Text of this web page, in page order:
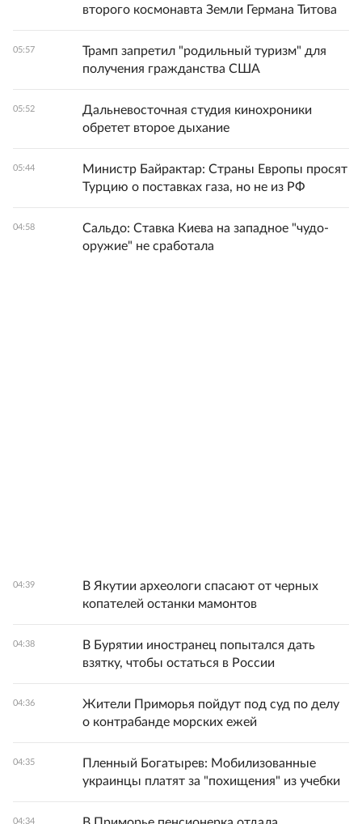
второго космонавта Земли Германа Титова
05:57
Трамп запретил "родильный туризм" для
получения гражданства США
05:52
Дальневосточная студия кинохроники
обретет второе дыхание
05:44
Министр Байрактар: Страны Европы просят
Турцию о поставках газа, но не из РФ
04:58
Сальдо: Ставка Киева на западное "чудо-
оружие" не сработала
04:39
В Якутии археологи спасают от черных
копателей останки мамонтов
04:38
В Бурятии иностранец попытался дать
взятку, чтобы остаться в России
04:36
Жители Приморья пойдут под суд по делу
о контрабанде морских ежей
04:35
Пленный Богатырев: Мобилизованные
украинцы платят за "похищения" из учебки
04:34